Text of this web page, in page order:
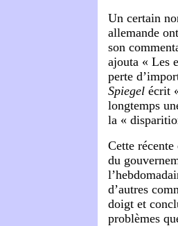
Un certain
allemande
son
ajouta « Les
perte
Spiegel écrit
longtemps
la «
Cette
du
d’autres
doigt et
problèmes